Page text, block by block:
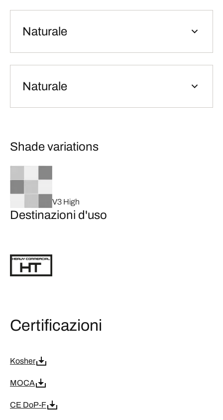
Naturale
Naturale
Shade variations
V3 High
Destinazioni d'uso
Certificazioni
Kosher
MOCA
CE DoP-F